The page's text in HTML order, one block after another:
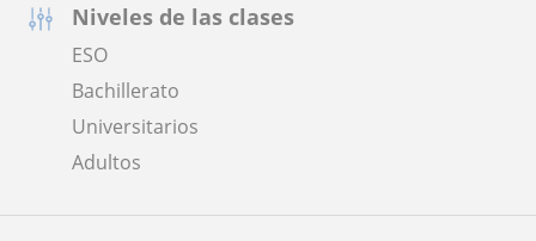
Niveles de las clases
ESO
Bachillerato
Universitarios
Adultos